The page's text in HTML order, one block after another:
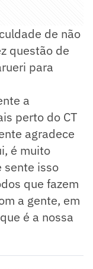
de não
questão de
para
a
perto do CT
agradece
é muito
sente isso
que fazem
a gente, em
é a nossa